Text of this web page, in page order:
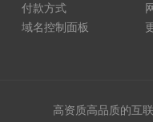
付款方式
域名控制面板
高资质高品质的互